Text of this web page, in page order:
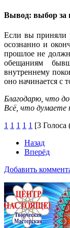
Вывод: выбор за
Если вы приняли
осознанно и
прошлое не
обещаниям
внутреннему
оно начинается с
Благодарю, что
Всё, что думаете
1 1 1 1 1 [3 Голоса
Назад
Вперёд
Добавить